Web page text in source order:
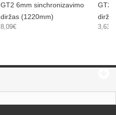
GT2 6mm sinchronizavimo
diržas (1220mm)
8,09€
GT2
3,63€